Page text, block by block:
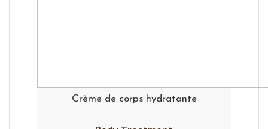
Crème de corps hydratante